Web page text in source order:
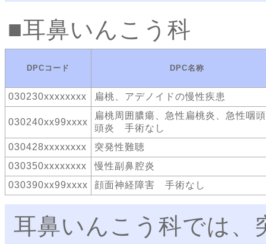
耳鼻いんこう科
DPCコード DPC名称
030230xxxxxxxx 扁桃、アデノイドの慢性疾患
030240xx99xxxx
扁桃周囲膿瘍、急性扁桃炎、急性咽
頭炎 手術なし
030428xxxxxxxx
突発性難聴
030350xxxxxxxx
慢性副鼻腔炎
030390xx99xxxx
顔面神経障害 手術なし
耳鼻いんこう科では、